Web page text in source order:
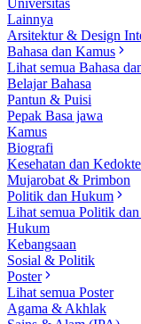
Universitas
Lainnya
Arsitektur & Design
Bahasa dan Kamus
Lihat semua Bahasa
Belajar Bahasa
Pantun & Puisi
Pepak Basa jawa
Kamus
Biografi
Kesehatan dan
Mujarobat & Primbon
Politik dan Hukum
Lihat semua Politik
Hukum
Kebangsaan
Sosial & Politik
Poster
Lihat semua Poster
Agama & Akhlak